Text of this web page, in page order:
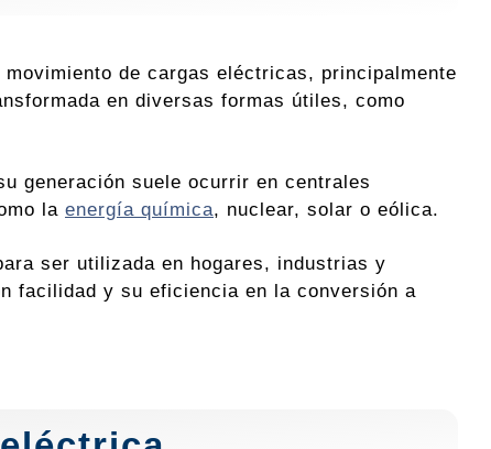
de cargas eléctricas, principalmente
en diversas formas útiles, como
generación suele ocurrir en centrales
la energía química, nuclear, solar o eólica.
ser utilizada en hogares, industrias y
facilidad y su eficiencia en la conversión a